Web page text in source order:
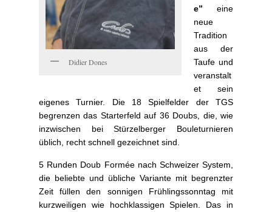
Didier Dones
e” eine
neue
Tradition
aus der
Taufe und
veranstalt
et sein
eigenes Turnier. Die 18 Spielfelder der TGS
begrenzen das Starterfeld auf 36 Doubs, die, wie
inzwischen bei Stürzelberger Bouleturnieren
üblich, recht schnell gezeichnet sind.
5 Runden Doub Formée nach Schweizer System,
die beliebte und übliche Variante mit begrenzter
Zeit füllen den sonnigen Frühlingssonntag mit
kurzweiligen wie hochklassigen Spielen. Das in